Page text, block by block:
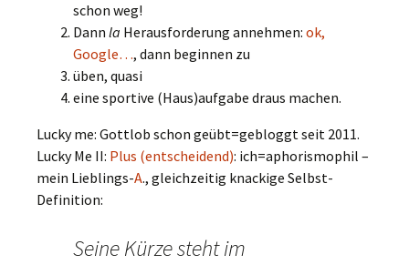
schon weg!
Dann la Herausforderung annehmen: ok,
Google…, dann beginnen zu
üben, quasi
eine sportive (Haus)aufgabe draus machen.
Lucky me: Gottlob schon geübt=gebloggt seit 2011.
Lucky Me II: Plus (entscheidend): ich=aphorismophil –
mein Lieblings-A., gleichzeitig knackige Selbst-
Definition:
Seine Kürze steht im